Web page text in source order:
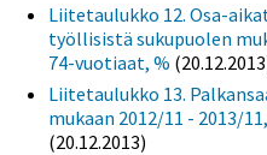
Liitetaulukko 12. Osa-
työllisistä sukupuolen
74-vuotiaat, %
Liitetaulukko 13.
mukaan 2012/11 - 2013/
(20.12.2013)